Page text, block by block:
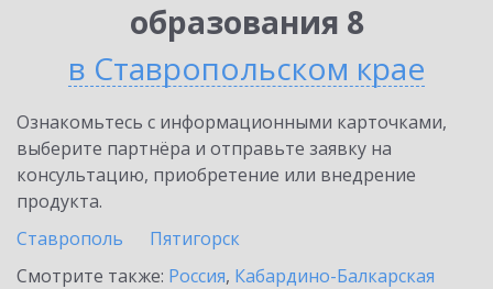
образования 8
в Ставропольском крае
Ознакомьтесь с информационными карточками,
выберите партнёра и отправьте заявку на
консультацию, приобретение или внедрение
продукта.
Ставрополь
Пятигорск
Смотрите также: Россия, Кабардино-Балкарская